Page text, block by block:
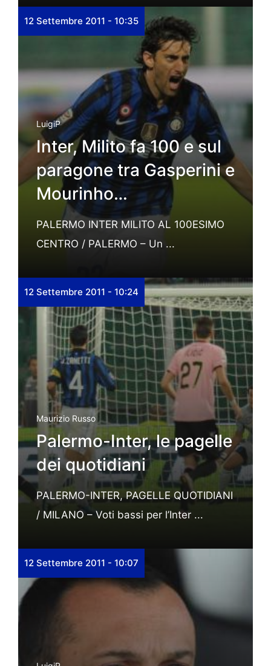
12 Settembre 2011 - 10:35
LuigiP
Inter, Milito fa 100 e sul
paragone tra Gasperini e
Mourinho…
PALERMO INTER MILITO AL 100ESIMO
CENTRO / PALERMO – Un ...
12 Settembre 2011 - 10:24
Maurizio Russo
Palermo-Inter, le pagelle
dei quotidiani
PALERMO-INTER, PAGELLE QUOTIDIANI
/ MILANO – Voti bassi per l’Inter ...
12 Settembre 2011 - 10:07